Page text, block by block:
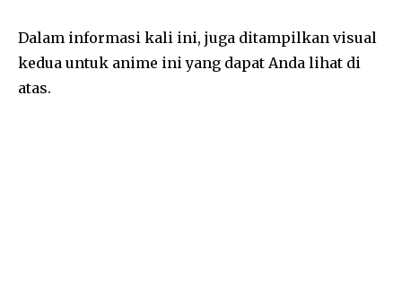
Dalam informasi kali ini, juga ditampilkan visual
kedua untuk anime ini yang dapat Anda lihat di
atas.